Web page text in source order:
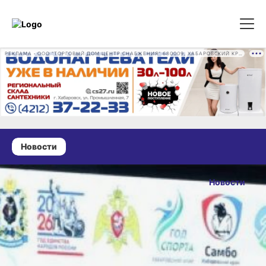
Новости
12 мая 2026 г., 17:18
Хабаровские
самбисты
завоевали 34
медали
всероссийского
Новости
ОПУБЛИКОВАНО
12 мая 2026 г., 17:18